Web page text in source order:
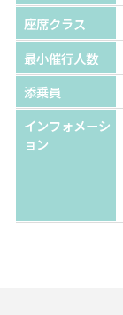
座席クラス
最小催行人数
添乗員
インフォメーシ
ョン